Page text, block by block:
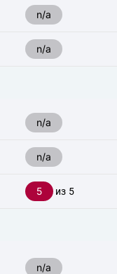
n/a
n/a
n/a
n/a
5 из 5
n/a